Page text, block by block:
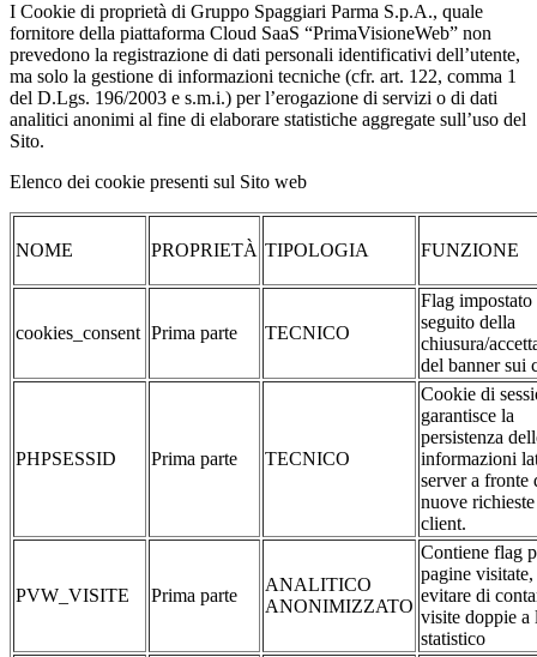
I Cookie di proprietà di Gruppo Spaggiari Parma S.p.A., quale
fornitore della piattaforma Cloud SaaS “PrimaVisioneWeb” non
prevedono la registrazione di dati personali identificativi dell’utente,
ma solo la gestione di informazioni tecniche (cfr. art. 122, comma 1
del D.Lgs. 196/2003 e s.m.i.) per l’erogazione di servizi o di dati
analitici anonimi al fine di elaborare statistiche aggregate sull’uso del
Sito.
Elenco dei cookie presenti sul Sito web
NOME PROPRIETÀ TIPOLOGIA FUNZIONE
cookies_consent Prima parte TECNICO
Flag impostato
seguito della
chiusura/
del banner sui
PHPSESSID Prima parte TECNICO
Cookie di
garantisce la
persistenza
informazioni
server a fronte
nuove
client.
PVW_VISITE Prima parte
ANALITICO
ANONIMIZZATO
Contiene flag
pagine visitate,
evitare di
visite doppie a
statistico